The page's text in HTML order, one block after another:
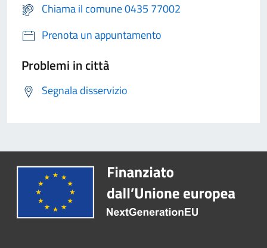
Chiama il comune 0435 77002
Prenota un appuntamento
Problemi in città
Segnala disservizio